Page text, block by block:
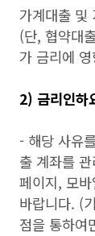
가계대출 및
(단, 협약대
가 금리에
2) 금리인하
- 해당 사유
출 계좌를
페이지, 모
바랍니다. (
점을 통하여